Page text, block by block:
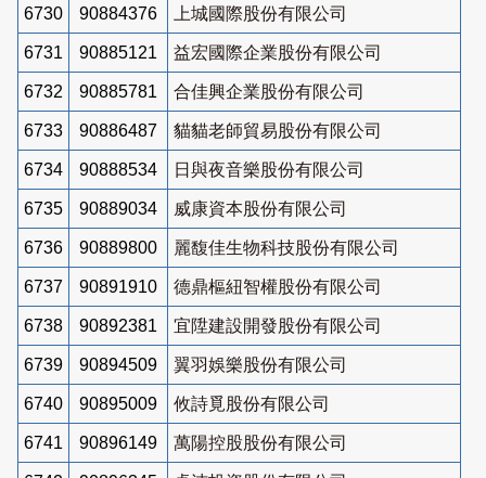
6730 90884376 上城國際股份有限公司
6731 90885121 益宏國際企業股份有限公司
6732 90885781 合佳興企業股份有限公司
6733 90886487 貓貓老師貿易股份有限公司
6734 90888534 日與夜音樂股份有限公司
6735 90889034 威康資本股份有限公司
6736 90889800 麗馥佳生物科技股份有限公司
6737 90891910 德鼎樞紐智權股份有限公司
6738 90892381 宜陞建設開發股份有限公司
6739 90894509 翼羽娛樂股份有限公司
6740 90895009 攸詩覓股份有限公司
6741 90896149 萬陽控股股份有限公司